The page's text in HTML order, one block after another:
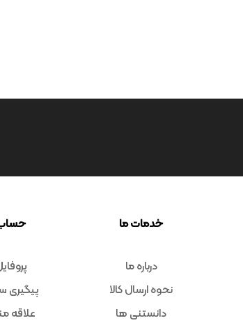
خدمات ما
درباره ما
نحوه ارسال کالا
دانستنی ها
پیگیری
علاقه